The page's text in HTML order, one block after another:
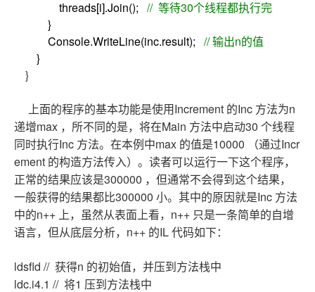
threads[i].Join(); // 等待30个线程都执行完
}
Console.WriteLine(inc.result); //输出n的值
}
}
上面的程序的基本功能是使用 Increment 的Inc 方法为n
递增max ，所不同的是，将在Main 方法中启动30 个线程
同时执行Inc 方法。在本例中max 的值是10000 （通过Incr
ement 的构造方法传入）。读者可以运行一下这个程序，
正常的结果应该是300000 ，但通常不会得到这个结果，
一般获得的结果都比300000 小。其中的原因就是Inc 方法
中的n++ 上，虽然从表面上看， n++ 只是一条简单的自增
语言，但从底层分析， n++ 的IL 代码如下：
ldsfld // 获得n 的初始值，并压到方法栈中
ldc.i4.1 // 将1 压到方法栈中